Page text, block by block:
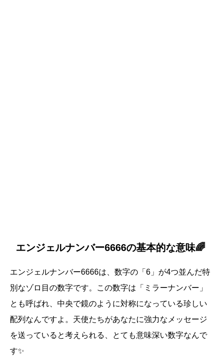
エンジェルナンバー6666の基本的な意味🌈
エンジェルナンバー6666は、数字の「6」が4つ並んだ特
別なゾロ目の数字です。この数字は「ミラーナンバー」
とも呼ばれ、中央で鏡のように対称になっている珍しい
配列なんですよ。天使たちがあなたに強力なメッセージ
を送っていると考えられる、とても意味深い数字なんで
す✨